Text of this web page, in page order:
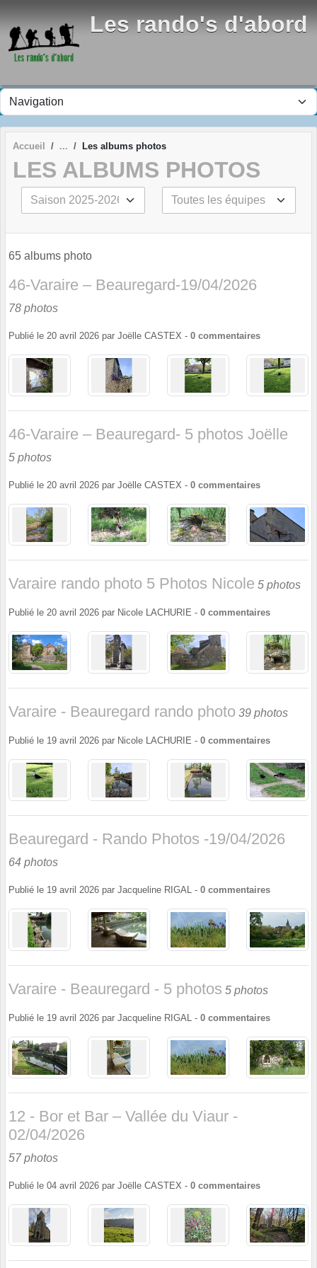
Les rando's d'abord
Accueil Les albums photos
LES ALBUMS PHOTOS
65 albums photo
46-Varaire – Beauregard-19/04/2026
78 photos
Publié le 20 avril 2026 par Joëlle CASTEX - 0 commentaires
46-Varaire – Beauregard- 5 photos Joëlle
5 photos
Publié le 20 avril 2026 par Joëlle CASTEX - 0 commentaires
Varaire rando photo 5 Photos Nicole 5 photos
Publié le 20 avril 2026 par Nicole LACHURIE - 0 commentaires
Varaire - Beauregard rando photo 39 photos
Publié le 19 avril 2026 par Nicole LACHURIE - 0 commentaires
Beauregard - Rando Photos -19/04/2026
64 photos
Publié le 19 avril 2026 par Jacqueline RIGAL - 0 commentaires
Varaire - Beauregard - 5 photos 5 photos
Publié le 19 avril 2026 par Jacqueline RIGAL - 0 commentaires
12 - Bor et Bar – Vallée du Viaur -
02/04/2026
57 photos
Publié le 04 avril 2026 par Joëlle CASTEX - 0 commentaires